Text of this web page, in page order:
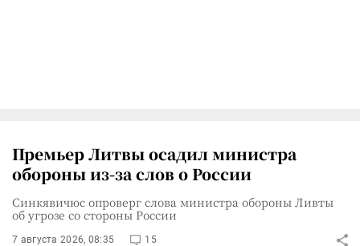
Премьер Литвы осадил министра
обороны из-за слов о России
Синкявичюс опроверг слова министра обороны Ливты
об угрозе со стороны России
7 августа 2026, 08:35 15